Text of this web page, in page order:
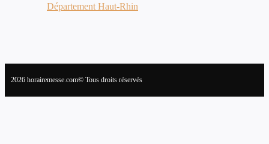
Département Haut-Rhin
2026 horairemesse.com© Tous droits réservés